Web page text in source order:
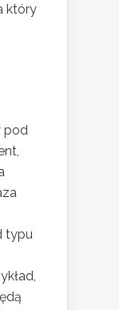
który
pod
typu